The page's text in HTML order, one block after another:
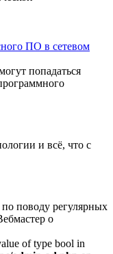
ПО в сетевом
попадаться
и всё, что с
поводу регулярных
о
of type bool in